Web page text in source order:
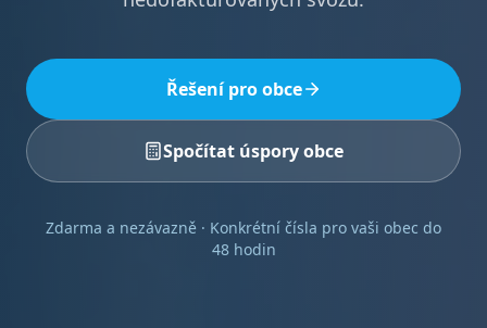
Řešení pro obce
Spočítat úspory obce
Zdarma a nezávazně · Konkrétní čísla pro vaši obec do
48 hodin